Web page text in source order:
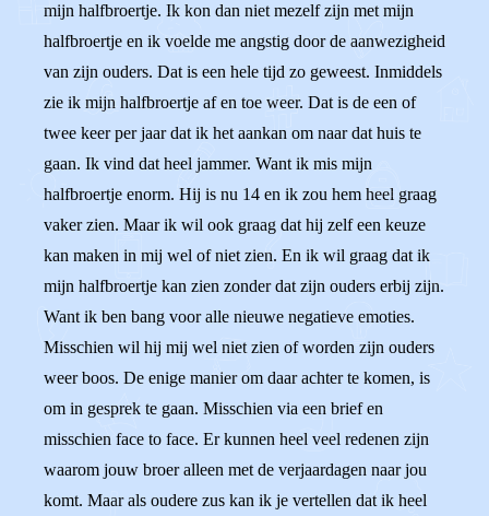
mijn halfbroertje. Ik kon dan niet mezelf zijn met mijn
halfbroertje en ik voelde me angstig door de aanwezigheid
van zijn ouders. Dat is een hele tijd zo geweest. Inmiddels
zie ik mijn halfbroertje af en toe weer. Dat is de een of
twee keer per jaar dat ik het aankan om naar dat huis te
gaan. Ik vind dat heel jammer. Want ik mis mijn
halfbroertje enorm. Hij is nu 14 en ik zou hem heel graag
vaker zien. Maar ik wil ook graag dat hij zelf een keuze
kan maken in mij wel of niet zien. En ik wil graag dat ik
mijn halfbroertje kan zien zonder dat zijn ouders erbij zijn.
Want ik ben bang voor alle nieuwe negatieve emoties.
Misschien wil hij mij wel niet zien of worden zijn ouders
weer boos. De enige manier om daar achter te komen, is
om in gesprek te gaan. Misschien via een brief en
misschien face to face. Er kunnen heel veel redenen zijn
waarom jouw broer alleen met de verjaardagen naar jou
komt. Maar als oudere zus kan ik je vertellen dat ik heel